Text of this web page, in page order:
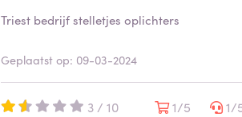
i
i
e
e
r
l
n
i
s
Triest bedrijf stelletjes oplichters
Geplaatst op: 09-03-2024
3 / 10 1/5 1/